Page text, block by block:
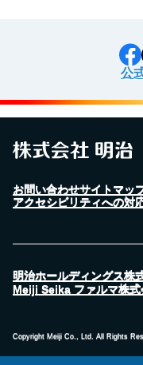
公
お問い合わせサイトマッ
アクセシビリティへの対
明治ホールディングス株
Meiji Seika ファルマ株式
Copyright Meiji Co., Ltd. All Rights